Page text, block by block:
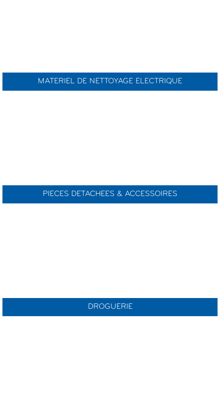
MATERIEL DE NETTOYAGE ELECTRIQUE
PIECES DETACHEES & ACCESSOIRES
DROGUERIE